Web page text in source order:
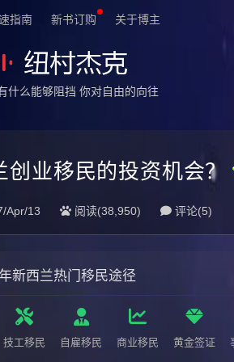
指南 新书订购 关于博主
么能够阻挡 你对自由的向往
业移民的投资机会？
Apr/13 阅读(38,950) 评论(5)
新西兰热门移民途径
技工移民 自雇移民 商业移民 黄金签证